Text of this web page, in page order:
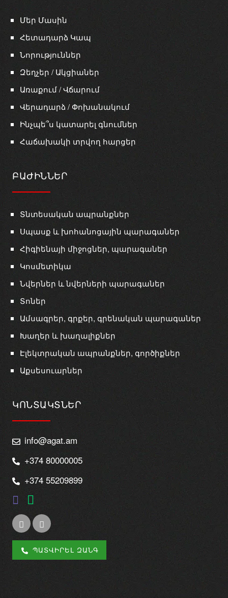
Մեր Մասին
Հետադարձ Կապ
Նորություններ
Զեղչեր / Ակցիաներ
Առաքում / Վճարում
Վերադարձ / Փոխանակում
Ինչպե՞ս կատարել գնումներ
Հաճախակի տրվող հարցեր
ԲԱԺԻՆՆԵՐ
Տնտեսական ապրանքներ
Սպասք և խոհանոցային պարագաներ
Հիգիենայի միջոցներ, պարագաներ
Կոսմետիկա
Նվերներ և նվերների պարագաներ
Տոներ
Ամսագրեր, գրքեր, գրենական պարագաներ
Խաղեր և խաղալիքներ
Էլեկտրական ապրանքներ, գործիքներ
Աքսեսուարներ
ԿՈՆՏԱԿՏՆԵՐ
info@agat.am
+374 80000005
+374 55209899
ՊԱՏՎԻՐԵԼ ԶԱՆԳ